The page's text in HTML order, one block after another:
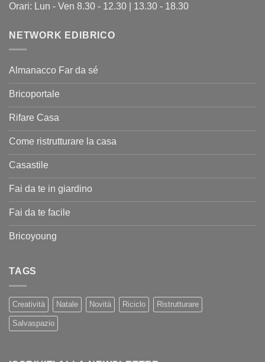
Orari: Lun - Ven 8.30 - 12.30 | 13.30 - 18.30
NETWORK EDIBRICO
Almanacco Far da sé
Bricoportale
Rifare Casa
Come ristrutturare la casa
Casastile
Fai da te in giardino
Fai da te facile
Bricoyoung
TAGS
Creatività Natale Novità Riciclo Ristrutturare
Salvaspazio